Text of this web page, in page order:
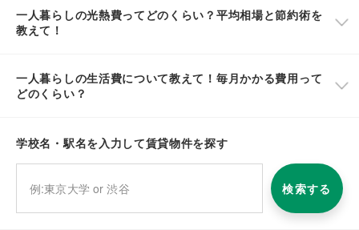
一人暮らしの光熱費ってどのくらい？平均相場と節約術を
教えて！
一人暮らしの生活費について教えて！毎月かかる費用って
どのくらい？
学校名・駅名を入力して賃貸物件を探す
検索する